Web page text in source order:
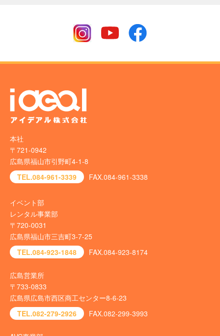
本社
〒721-0942
広島県福山市引野町4-1-8
TEL.084-961-3339
FAX.084-961-3338
イベント部
レンタル事業部
〒720-0031
広島県福山市三吉町3-7-25
TEL.084-923-1848
FAX.084-923-8174
広島営業所
〒733-0833
広島県広島市西区商工センター8-6-23
TEL.082-279-2926
FAX.082-299-3993